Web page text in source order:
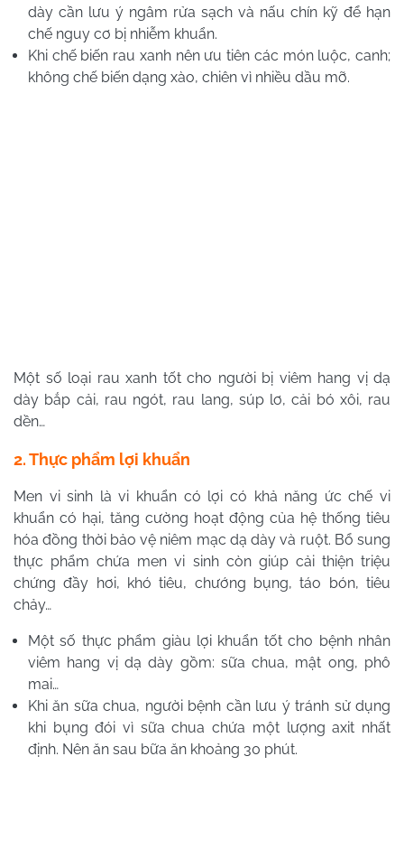
dày cần lưu ý ngâm rửa sạch và nấu chín kỹ để hạn
chế nguy cơ bị nhiễm khuẩn.
Khi chế biến rau xanh nên ưu tiên các món luộc, canh;
không chế biến dạng xào, chiên vì nhiều dầu mỡ.
Một số loại rau xanh tốt cho người bị viêm hang vị dạ
dày bắp cải, rau ngót, rau lang, súp lơ, cải bó xôi, rau
dền…
2. Thực phẩm lợi khuẩn
Men vi sinh là vi khuẩn có lợi có khả năng ức chế vi
khuẩn có hại, tăng cường hoạt động của hệ thống tiêu
hóa đồng thời bảo vệ niêm mạc dạ dày và ruột. Bổ sung
thực phẩm chứa men vi sinh còn giúp cải thiện triệu
chứng đầy hơi, khó tiêu, chướng bụng, táo bón, tiêu
chảy…
Một số thực phẩm giàu lợi khuẩn tốt cho bệnh nhân
viêm hang vị dạ dày gồm: sữa chua, mật ong, phô
mai…
Khi ăn sữa chua, người bệnh cần lưu ý tránh sử dụng
khi bụng đói vì sữa chua chứa một lượng axit nhất
định. Nên ăn sau bữa ăn khoảng 30 phút.